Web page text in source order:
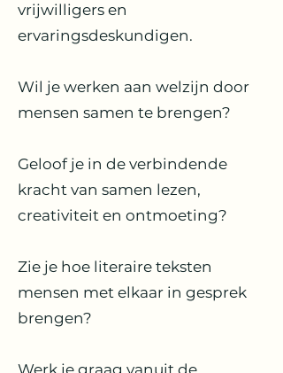
vrijwilligers en
ervaringsdeskundigen.
Wil je werken aan welzijn door
mensen samen te brengen?
Geloof je in de verbindende
kracht van samen lezen,
creativiteit en ontmoeting?
Zie je hoe literaire teksten
mensen met elkaar in gesprek
brengen?
Werk je graag vanuit de